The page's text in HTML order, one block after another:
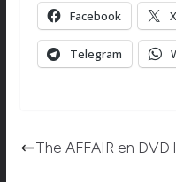
Facebook X
Telegram
The AFFAIR en